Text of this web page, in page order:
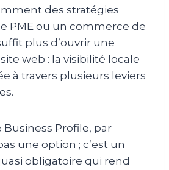
des stratégies
PME ou un commerce de
plus d’ouvrir une
web : la visibilité locale
à travers plusieurs leviers
Profile, par
une option ; c’est un
obligatoire qui rend